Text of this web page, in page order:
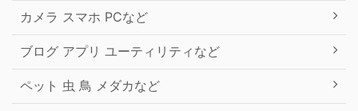
カメラ スマホ PCなど
ブログ アプリ ユーティリティなど
ペット 虫 鳥 メダカなど